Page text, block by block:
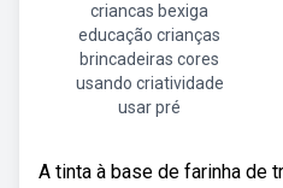
criancas bexiga
educação crianças
brincadeiras cores
usando criatividade
usar pré
A tinta à base de farinha de